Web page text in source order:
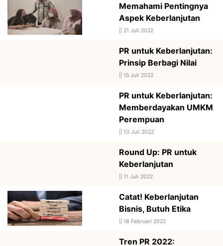
Memahami Pentingnya
Aspek Keberlanjutan
21 Juli 2022
PR untuk Keberlanjutan:
Prinsip Berbagi Nilai
15 Juli 2022
PR untuk Keberlanjutan:
Memberdayakan UMKM
Perempuan
13 Juli 2022
Round Up: PR untuk
Keberlanjutan
11 Juli 2022
Catat! Keberlanjutan
Bisnis, Butuh Etika
18 Februari 2022
Tren PR 2022: